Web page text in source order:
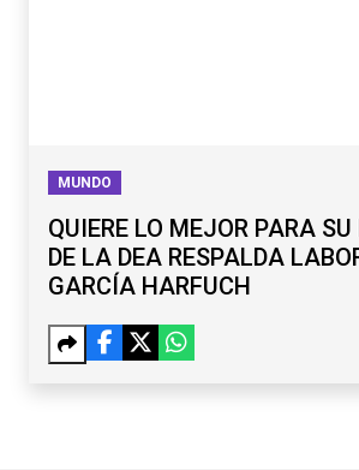
MUNDO
QUIERE LO MEJOR PARA
DE LA DEA RESPALDA
GARCÍA HARFUCH